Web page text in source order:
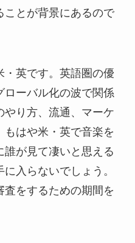
ことが背景にあるので
英です。英語圏の優
ーバル化の波で関係
やり方、流通、マーケ
もはや米・英で音楽を
が見て凄いと思える
入らないでしょう。
査をするための期間を